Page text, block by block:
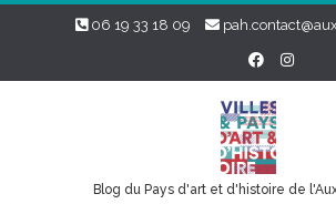
06 19 33 18 09
Blog du Pays d'art et d'histoire de